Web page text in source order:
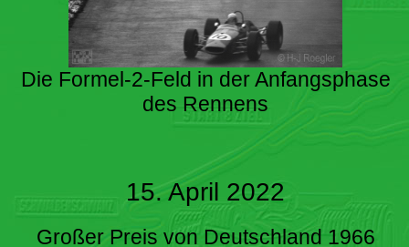
Die Formel-2-Feld in der Anfangsphase
des Rennens
15. April 2022
Großer Preis von Deutschland 1966